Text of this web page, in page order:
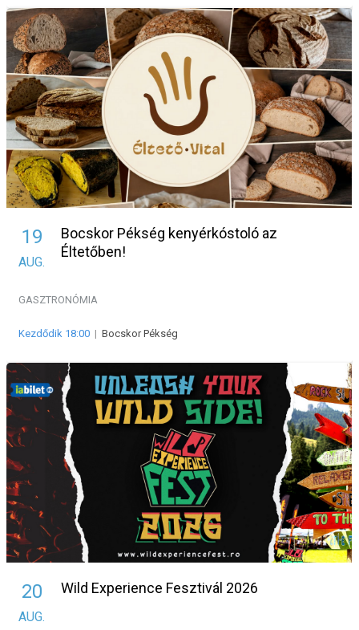
19
AUG.
Bocskor Pékség kenyérkóstoló az
Éltetőben!
GASZTRONÓMIA
Kezdődik 18:00 | Bocskor Pékség
20
AUG.
Wild Experience Fesztivál 2026